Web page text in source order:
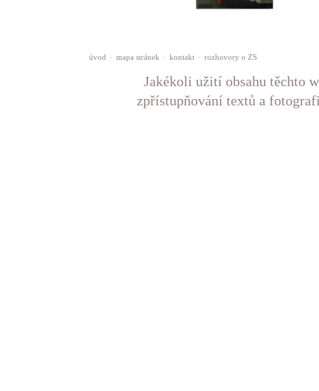
úvod · mapa stránek · kontakt · rozhovory o ZS
Jakékoli užití obsahu těchto
zpřístupňování textů a